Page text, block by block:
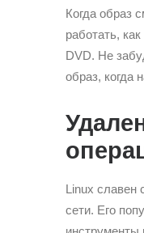
Когда образ
работать,
DVD. Не
образ, когда
Linux славен
сети. Его